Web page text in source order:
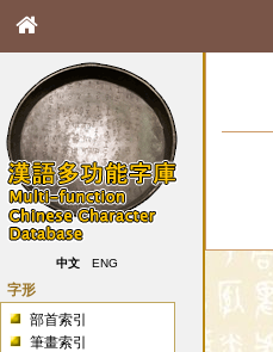
中文 ENG
字形
部首索引
筆畫索引